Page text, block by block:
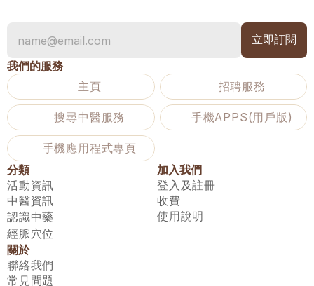
我們的服務
主頁
招聘服務
搜尋中醫服務 手機APPS(用戶版)
手機應用程式專頁
分類
活動資訊
中醫資訊
認識中藥
經脈穴位
加入我們
登入及註冊
收費
使用說明
關於
聯絡我們
常見問題